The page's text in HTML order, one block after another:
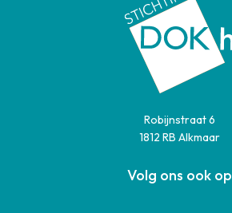
Robijnstraat 6
1812 RB Alkmaar
Volg ons ook op